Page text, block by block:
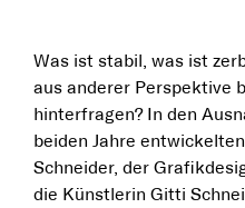
Was ist stabil, was ist
aus anderer Perspektive
hinterfragen? In den
beiden Jahre
Schneider, der
die Künstlerin Gitti